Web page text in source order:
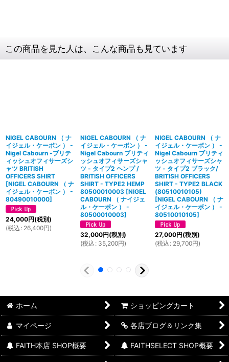
この商品を見た人は、こんな商品も見ています
NIGEL CABOURN （ ナ
イジェル・ケーボン ） -
Nigel Cabourn -ブリテ
ィッシュオフィサーズシ
ャツ BRITISH
OFFICERS SHIRT
[NIGEL CABOURN （ ナ
イジェル・ケーボン ） -
80490010000]
24,000円(税別)
(税込 : 26,400円)
NIGEL CABOURN （ ナ
イジェル・ケーボン ） -
Nigel Cabourn ブリティ
ッシュオフィサーズシャ
ツ - タイプ2 ヘンプ /
BRITISH OFFICERS
SHIRT - TYPE2 HEMP
80500010003 [NIGEL
CABOURN （ ナイジェ
ル・ケーボン ） -
80500010003]
32,000円(税別)
(税込 : 35,200円)
NIGEL CABOURN （ ナ
イジェル・ケーボン ） -
Nigel Cabourn ブリティ
ッシュオフィサーズシャ
ツ - タイプ2 ブラック/
BRITISH OFFICERS
SHIRT - TYPE2 BLACK
(80510010105)
[NIGEL CABOURN （ ナ
イジェル・ケーボン ） -
80510010105]
27,000円(税別)
(税込 : 29,700円)
ホーム ショッピングカート
マイページ 各店ブログ＆リンク集
FAITH本店 SHOP概要 FAITHSELECT SHOP概要